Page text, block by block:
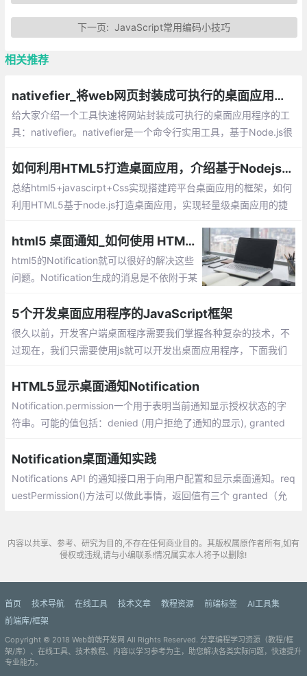
下一页:JavaScript常用编码小技巧
相关推荐
nativefier_将web网页封装成可执行的桌面应用程序
给大家介绍一个工具快速将网站封装成可执行的桌面应用程序的工
具：nativefier。nativefier是一个命令行实用工具，基于Node.js很
如何利用HTML5打造桌面应用，介绍基于Nodejs实现搭建跨平台桌面应用的框架
总结html5+javascirpt+Css实现搭建跨平台桌面应用的框架，如何
利用HTML5基于node.js打造桌面应用，实现轻量级桌面应用的捷
html5 桌面通知_如何使用 HTML5 的 Notification API
html5的Notification就可以很好的解决这些
问题。Notification生成的消息是不依附于某
看那个页面，浏览器是否最小化，只有有消
息推送都能看到。
5个开发桌面应用程序的JavaScript框架
很久以前，开发客户端桌面程序需要我们掌握各种复杂的技术，不
过现在，我们只需要使用js就可以开发出桌面应用程序，下面我们
HTML5显示桌面通知Notification
Notification.permission一个用于表明当前通知显示授权状态的字
符串。可能的值包括：denied (用户拒绝了通知的显示), granted
浏览器的行为与 denied 时相同)。
Notification桌面通知实践
Notifications API 的通知接口用于向用户配置和显示桌面通知。req
uestPermission()方法可以做此事情，返回值有三个 granted（允
内容以共享、参考、研究为目的,不存在任何商业目的。其版权属原作者所有,如有
侵权或违规,请与小编联系!情况属实本人将予以删除!
首页 技术导航 在线工具 技术文章 教程资源 前端标签
AI工具集
前端库/框架